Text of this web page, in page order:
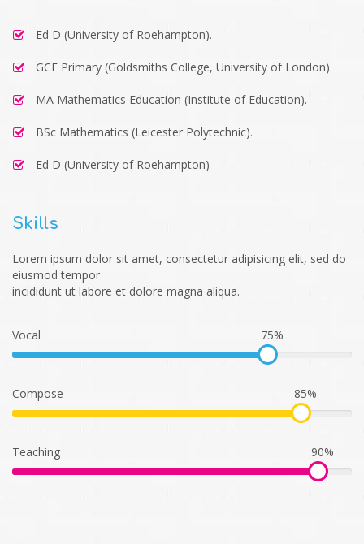
Ed D (University of Roehampton).
GCE Primary (Goldsmiths College, University of London).
MA Mathematics Education (Institute of Education).
BSc Mathematics (Leicester Polytechnic).
Ed D (University of Roehampton)
Skills
Lorem ipsum dolor sit amet, consectetur adipisicing elit, sed do
eiusmod tempor
incididunt ut labore et dolore magna aliqua.
Vocal 75%
Compose 85%
Teaching 90%